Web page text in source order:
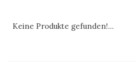
Keine Produkte gefunden!...